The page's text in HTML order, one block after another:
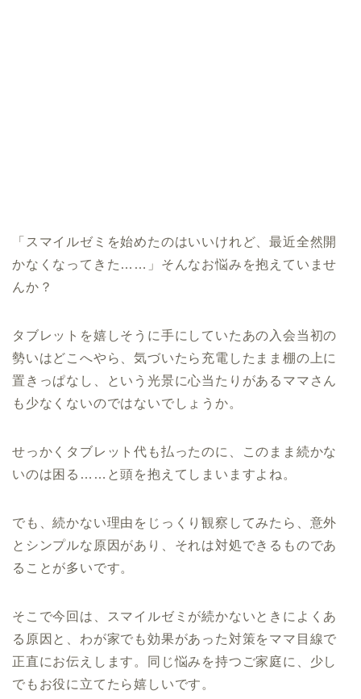
「スマイルゼミを始めたのはいいけれど、最近全然開
かなくなってきた……」そんなお悩みを抱えていませ
んか？
タブレットを嬉しそうに手にしていたあの入会当初の
勢いはどこへやら、気づいたら充電したまま棚の上に
置きっぱなし、という光景に心当たりがあるママさん
も少なくないのではないでしょうか。
せっかくタブレット代も払ったのに、このまま続かな
いのは困る……と頭を抱えてしまいますよね。
でも、続かない理由をじっくり観察してみたら、意外
とシンプルな原因があり、それは対処できるものであ
ることが多いです。
そこで今回は、スマイルゼミが続かないときによくあ
る原因と、わが家でも効果があった対策をママ目線で
正直にお伝えします。同じ悩みを持つご家庭に、少し
でもお役に立てたら嬉しいです。